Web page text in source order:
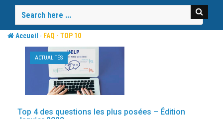
Accueil - FAQ - TOP 10
ACTUALITÉS
Top 4 des questions les plus posées – Édition